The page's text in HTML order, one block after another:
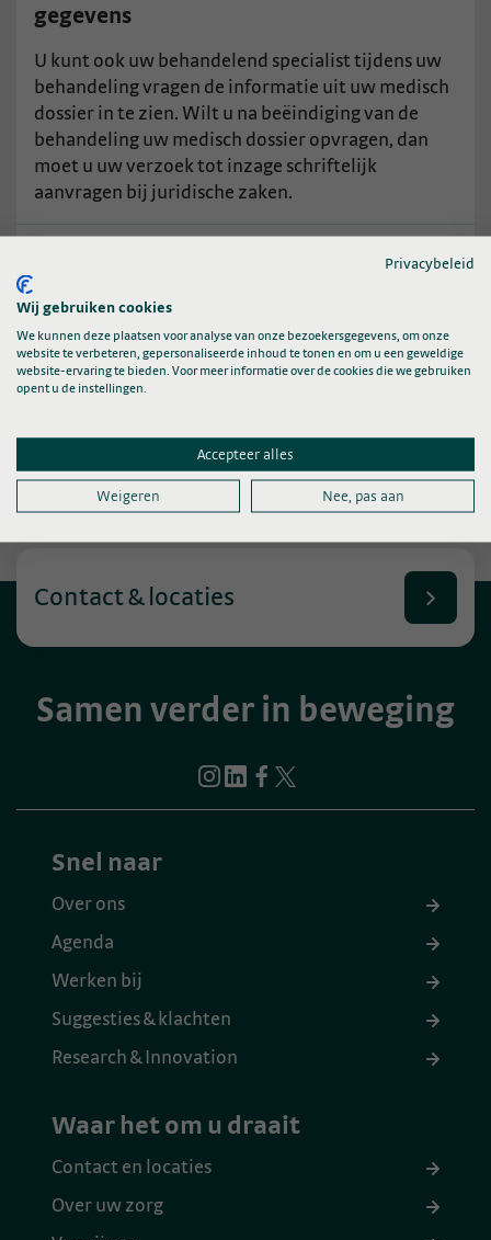
gegevens
U kunt ook uw behandelend specialist tijdens uw
behandeling vragen de informatie uit uw medisch
dossier in te zien. Wilt u na beëindiging van de
behandeling uw medisch dossier opvragen, dan
moet u uw verzoek tot inzage schriftelijk
aanvragen bij juridische zaken.
Kopie opvragen van uw beeldmateriaal
Gegevens in uw dossier wijzigen, aanvullen
Aanvraag medische gegevens overleden
Samen verder in beweging
Contact & locaties
Snel naar
Over ons
Agenda
Werken bij
Suggesties & klachten
Research & Innovation
Waar het om u draait
Contact en locaties
Over uw zorg
Privacybeleid
Wij gebruiken cookies
We kunnen deze plaatsen voor analyse van onze bezoekersgegevens, om onze
website te verbeteren, gepersonaliseerde inhoud te tonen en om u een geweldige
website-ervaring te bieden. Voor meer informatie over de cookies die we gebruiken
opent u de instellingen.
Accepteer alles
Weigeren Nee, pas aan